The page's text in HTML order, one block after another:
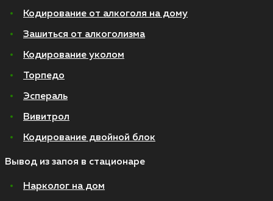
Кодирование от алкоголя на дому
Зашиться от алкоголизма
Кодирование уколом
Торпедо
Эспераль
Вивитрол
Кодирование двойной блок
Вывод из запоя в стационаре
Нарколог на дом